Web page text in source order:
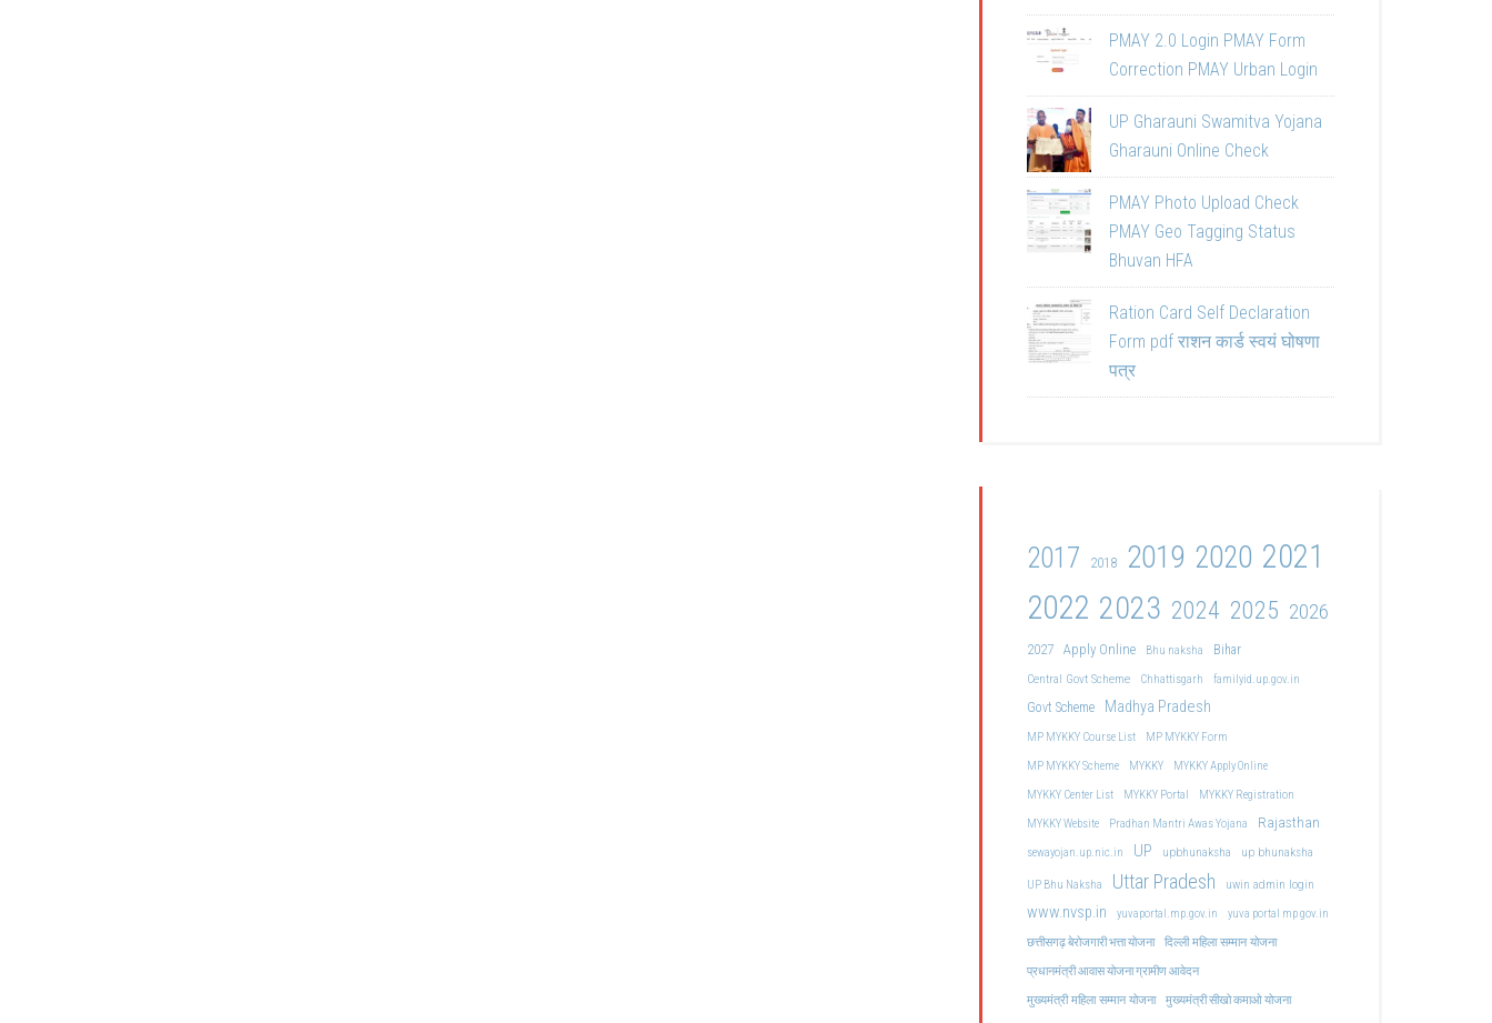
PMAY 2.0 Login PMAY Form
Correction PMAY Urban Login
UP Gharauni Swamitva Yojana
Gharauni Online Check
PMAY Photo Upload Check
PMAY Geo Tagging Status
Bhuvan HFA
Ration Card Self Declaration
Form pdf राशन कार्ड स्वयं घोषणा
पत्र
2017 2018 2019 2020 2021
2022 2023 2024 2025 2026
2027 Apply Online Bhu naksha
Bihar
Central Govt Scheme
Chhattisgarh familyid.up.gov.in
Govt Scheme Madhya Pradesh
MP MYKKY Course List
MP MYKKY Form
MP MYKKY Scheme
MYKKY
MYKKY Apply Online
MYKKY Center List
MYKKY Portal
MYKKY Registration
MYKKY Website
Pradhan Mantri Awas Yojana Rajasthan
sewayojan.up.nic.in UP upbhunaksha up bhunaksha
UP Bhu Naksha Uttar Pradesh uwin admin login
www.nvsp.in yuvaportal.mp.gov.in
yuva portal mp gov.in
छत्तीसगढ़ बेरोजगारी भत्ता योजना
दिल्ली महिला सम्मान योजना
प्रधानमंत्री आवास योजना ग्रामीण आवेदन
मुख्यमंत्री महिला सम्मान योजना मुख्यमंत्री सीखो कमाओ योजना